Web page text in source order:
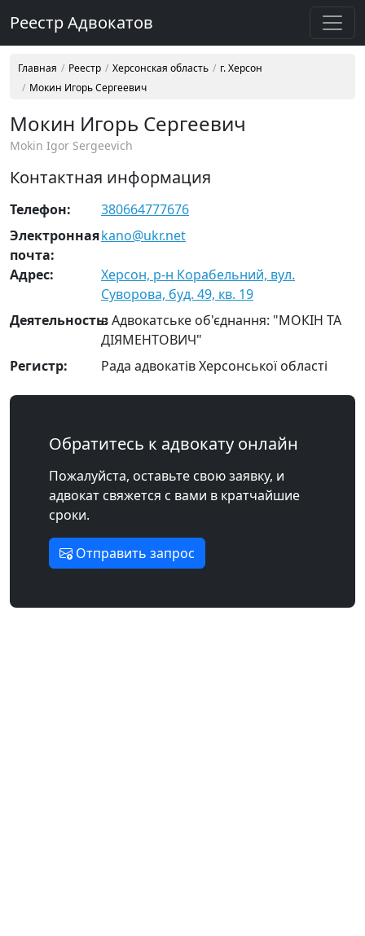
Реестр Адвокатов
Главная Реестр Херсонская область
г. Херсон
Мокин Игорь Сергеевич
Мокин Игорь Сергеевич
Mokin Igor Sergeevich
Контактная информация
Телефон:
380664777676
Электронная
почта:
kano@ukr.net
Адрес:
Херсон, р-н Корабельний, вул.
Суворова, буд. 49, кв. 19
Деятельность:в Адвокатське об'єднання: "МОКІН ТА
ДІЯМЕНТОВИЧ"
Регистр:
Рада адвокатів Херсонської області
Обратитесь к адвокату онлайн
Пожалуйста, оставьте свою заявку, и
адвокат свяжется с вами в кратчайшие
сроки.
Отправить запрос